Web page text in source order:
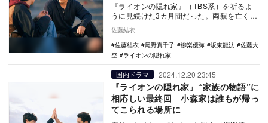
『ライオンの隠れ家』（TBS系）を祈るよ
うに見続けた3カ月間だった。両親を亡くし
た後、自閉スペクトラム症の弟・美路人
（坂東龍汰）…
佐藤結衣
佐藤結衣
尾野真千子 柳楽優弥 坂東龍汰
佐藤大
空
ライオンの隠れ家
国内ドラマ 2024.12.20 23:45
『ライオンの隠れ家』“家族の物語”に
相応しい最終回 小森家は誰もが帰っ
てこられる場所に